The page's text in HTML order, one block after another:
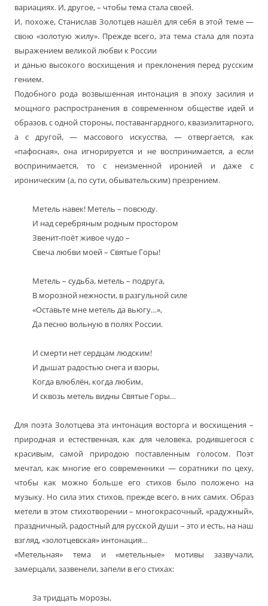
вариациях. И, другое, – чтобы тема стала своей.
И, похоже, Станислав Золотцев нашёл для себя в этой теме —
свою «золотую жилу». Прежде всего, эта тема стала для поэта
выражением великой любви к России
и данью высокого восхищения и преклонения перед русским
гением.
Подобного рода возвышенная интонация в эпоху засилия и
мощного распространения в современном обществе идей и
образов, с одной стороны, поставангардного, квазиэлитарного,
а с другой, — массового искусства, — отвергается, как
«пафосная», она игнорируется и не воспринимается, а если
воспринимается, то с неизменной иронией и даже с
ироническим (а, по сути, обывательским) презрением.
Метель навек! Метель – повсюду.
И над серебряным родным простором
Звенит-поёт живое чудо –
Свеча любви моей – Святые Горы!
Метель – судьба, метель – подруга,
В морозной нежности, в разгульной силе
«Оставьте мне метель да вьюгу…»,
Да песню вольную в полях России.
И смерти нет сердцам людским!
И дышат радостью снега и взоры,
Когда влюблён, когда любим,
И сквозь метель видны Святые Горы…
Для поэта Золотцева эта интонация восторга и восхищения –
природная и естественная, как для человека, родившегося с
красивым, самой природою поставленным голосом. Поэт
мечтал, как многие его современники — соратники по цеху,
чтобы как можно больше его стихов было положено на
музыку. Но сила этих стихов, прежде всего, в них самих. Образ
метели в этом стихотворении – многокрасочный, «радужный»,
праздничный, радостный для русской души – это и есть, на наш
взгляд, «золотцевская» интонация…
«Метельная» тема и «метельные» мотивы зазвучали,
замерцали, зазвенели, запели в его стихах:
За тридцать морозы,